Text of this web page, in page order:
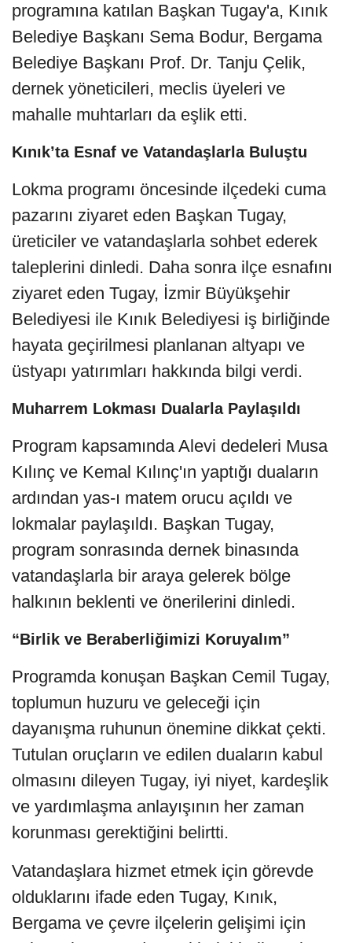
programına katılan Başkan Tugay'a, Kınık
Belediye Başkanı Sema Bodur, Bergama
Belediye Başkanı Prof. Dr. Tanju Çelik,
dernek yöneticileri, meclis üyeleri ve
mahalle muhtarları da eşlik etti.
Kınık’ta Esnaf ve Vatandaşlarla Buluştu
Lokma programı öncesinde ilçedeki cuma
pazarını ziyaret eden Başkan Tugay,
üreticiler ve vatandaşlarla sohbet ederek
taleplerini dinledi. Daha sonra ilçe esnafını
ziyaret eden Tugay, İzmir Büyükşehir
Belediyesi ile Kınık Belediyesi iş birliğinde
hayata geçirilmesi planlanan altyapı ve
üstyapı yatırımları hakkında bilgi verdi.
Muharrem Lokması Dualarla Paylaşıldı
Program kapsamında Alevi dedeleri Musa
Kılınç ve Kemal Kılınç'ın yaptığı duaların
ardından yas-ı matem orucu açıldı ve
lokmalar paylaşıldı. Başkan Tugay,
program sonrasında dernek binasında
vatandaşlarla bir araya gelerek bölge
halkının beklenti ve önerilerini dinledi.
“Birlik ve Beraberliğimizi Koruyalım”
Programda konuşan Başkan Cemil Tugay,
toplumun huzuru ve geleceği için
dayanışma ruhunun önemine dikkat çekti.
Tutulan oruçların ve edilen duaların kabul
olmasını dileyen Tugay, iyi niyet, kardeşlik
ve yardımlaşma anlayışının her zaman
korunması gerektiğini belirtti.
Vatandaşlara hizmet etmek için görevde
olduklarını ifade eden Tugay, Kınık,
Bergama ve çevre ilçelerin gelişimi için